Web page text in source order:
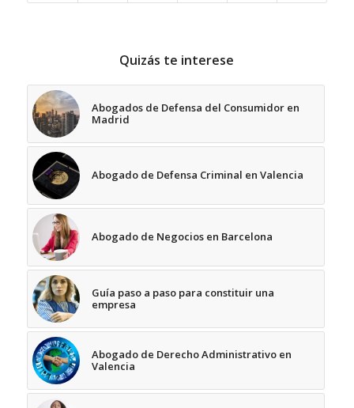
Quizás te interese
Abogados de Defensa del Consumidor en
Madrid
Abogado de Defensa Criminal en Valencia
Abogado de Negocios en Barcelona
Guía paso a paso para constituir una
empresa
Abogado de Derecho Administrativo en
Valencia